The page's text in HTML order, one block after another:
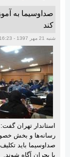
صداوسیما به
کند
شنبه 21 مهر 1397 - 16:23
استاندار تهران
رسانه‌ها و بخش
صداوسیما باید
با بحران آگاه شوند.